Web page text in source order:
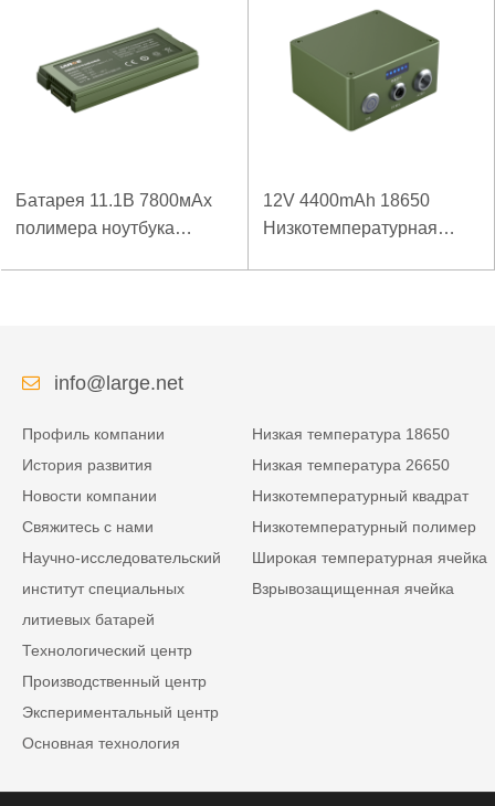
Батарея 11.1В 7800мАх
полимера ноутбука
12V 4400mAh 18650
Низкотемпературная
info@large.net
Профиль компании
История развития
Новости компании
Свяжитесь с нами
Научно-исследовательский
институт специальных
литиевых батарей
Технологический центр
Производственный центр
Экспериментальный центр
Основная технология
Низкая температура 18650
Низкая температура 26650
Низкотемпературный квадрат
Низкотемпературный полимер
Широкая температурная ячейка
Взрывозащищенная ячейка